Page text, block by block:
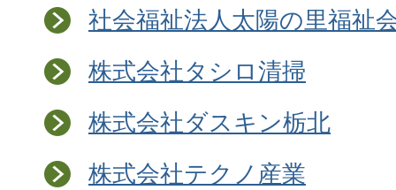
社会福祉法人太陽の里福祉
株式会社タシロ清掃
株式会社ダスキン栃北
株式会社テクノ産業